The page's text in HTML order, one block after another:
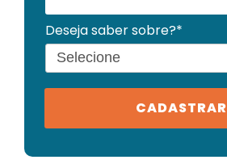
Deseja saber sobre?*
CADASTRAR